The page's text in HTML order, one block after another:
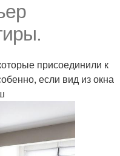
присоединили к
если вид из окна